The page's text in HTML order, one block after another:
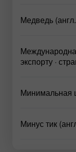
Медведь
экспорту ·
Минимальная
Минус тик